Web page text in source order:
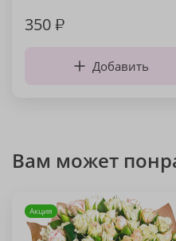
350₽
Добавить
Вам может
Акция